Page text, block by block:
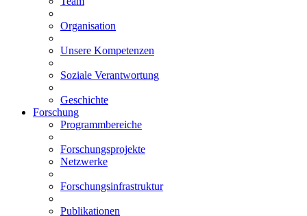
Organisation
Unsere Kompetenzen
Soziale Verantwortung
Geschichte
Forschung
Programmbereiche
Forschungsprojekte
Netzwerke
Forschungsinfrastruktur
Publikationen